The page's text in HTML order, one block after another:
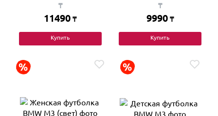
₸
11490 ₸
Купить
₸
9990 ₸
Купить